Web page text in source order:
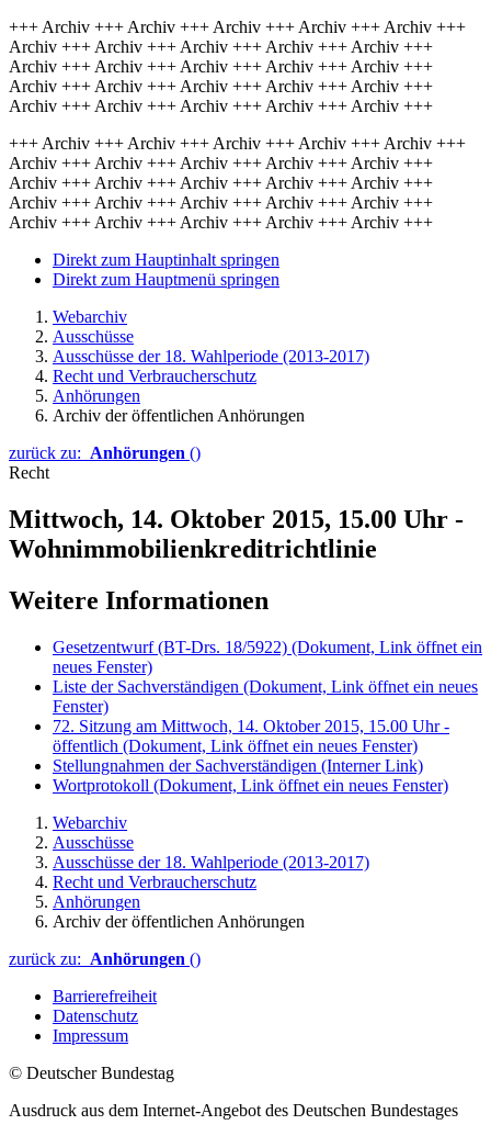
+++ Archiv +++ Archiv +++ Archiv +++ Archiv +++ Archiv +++
Archiv +++ Archiv +++ Archiv +++ Archiv +++ Archiv +++
Archiv +++ Archiv +++ Archiv +++ Archiv +++ Archiv +++
Archiv +++ Archiv +++ Archiv +++ Archiv +++ Archiv +++
Archiv +++ Archiv +++ Archiv +++ Archiv +++ Archiv +++
+++ Archiv +++ Archiv +++ Archiv +++ Archiv +++ Archiv +++
Archiv +++ Archiv +++ Archiv +++ Archiv +++ Archiv +++
Archiv +++ Archiv +++ Archiv +++ Archiv +++ Archiv +++
Archiv +++ Archiv +++ Archiv +++ Archiv +++ Archiv +++
Archiv +++ Archiv +++ Archiv +++ Archiv +++ Archiv +++
Direkt zum Hauptinhalt springen
Direkt zum Hauptmenü springen
Webarchiv
Ausschüsse
Ausschüsse der 18. Wahlperiode (2013-2017)
Recht und Verbraucherschutz
Anhörungen
Archiv der öffentlichen Anhörungen
zurück zu: Anhörungen ()
Recht
Mittwoch, 14. Oktober 2015, 15.00 Uhr -
Wohnimmobilienkreditrichtlinie
Weitere Informationen
Gesetzentwurf (BT-Drs. 18/5922) (Dokument, Link öffnet ein
neues Fenster)
Liste der Sachverständigen (Dokument, Link öffnet ein neues
Fenster)
72. Sitzung am Mittwoch, 14. Oktober 2015, 15.00 Uhr -
öffentlich (Dokument, Link öffnet ein neues Fenster)
Stellungnahmen der Sachverständigen (Interner Link)
Wortprotokoll (Dokument, Link öffnet ein neues Fenster)
Webarchiv
Ausschüsse
Ausschüsse der 18. Wahlperiode (2013-2017)
Recht und Verbraucherschutz
Anhörungen
Archiv der öffentlichen Anhörungen
zurück zu: Anhörungen ()
Barrierefreiheit
Datenschutz
Impressum
© Deutscher Bundestag
Ausdruck aus dem Internet-Angebot des Deutschen Bundestages